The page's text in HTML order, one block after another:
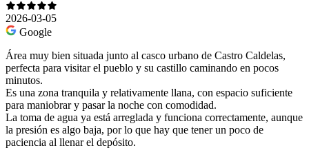
2026-03-05
Google
Área muy bien situada junto al casco urbano de Castro Caldelas,
perfecta para visitar el pueblo y su castillo caminando en pocos
minutos.
Es una zona tranquila y relativamente llana, con espacio suficiente
para maniobrar y pasar la noche con comodidad.
La toma de agua ya está arreglada y funciona correctamente, aunque
la presión es algo baja, por lo que hay que tener un poco de
paciencia al llenar el depósito.